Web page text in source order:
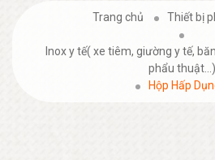
Trang chủ Thiết bị
Inox y tế( xe tiêm, giường y tế,
phẩu thuật...)
Hộp Hấp